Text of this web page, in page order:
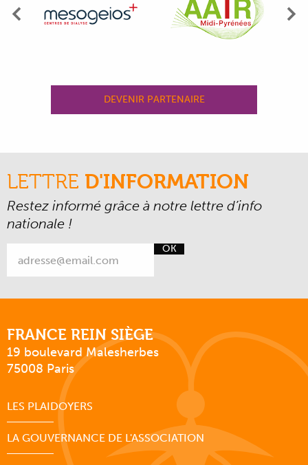
Précédent
DEVENIR PARTENAIRE
LETTRE D'INFORMATION
Restez informé grâce à notre lettre d’info
nationale !
OK
FRANCE REIN SIÈGE
19 boulevard Malesherbes
75008 Paris
LES PLAIDOYERS
LA GOUVERNANCE DE L'ASSOCIATION